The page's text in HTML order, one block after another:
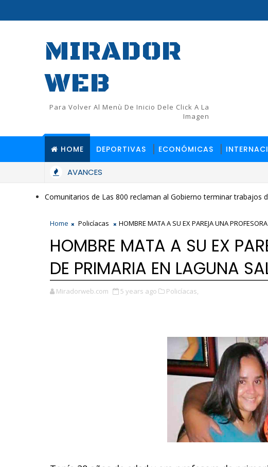
MIRADOR
WEB
Para Volver Al Menù De Inicio Dele Click A La
Imagen
HOME DEPORTIVAS ECONÓMICAS
AVANCES
Comunitarios de Las 800 reclaman al Gobierno terminar trabajos
Home Policíacas HOMBRE MATA A SU EX PAREJA UNA
HOMBRE MATA A SU EX
DE PRIMARIA EN LAGUNA
Miradorweb.com 5 years ago Policíacas,